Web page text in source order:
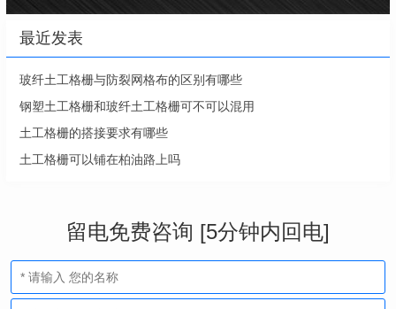
最近发表
玻纤土工格栅与防裂网格布的区别有哪些
钢塑土工格栅和玻纤土工格栅可不可以混用
土工格栅的搭接要求有哪些
土工格栅可以铺在柏油路上吗
留电免费咨询 [5分钟内回电]